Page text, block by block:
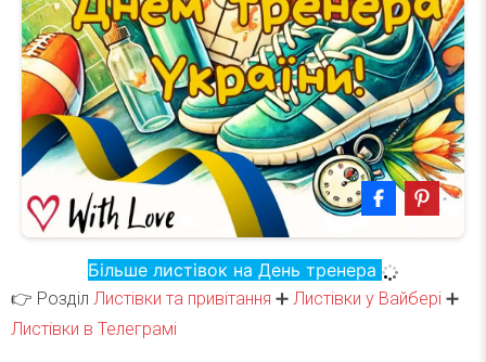
Більше листівок на День тренера
👉 Розділ Листівки та привітання ➕ Листівки у Вайбері ➕
Листівки в Телеграмі